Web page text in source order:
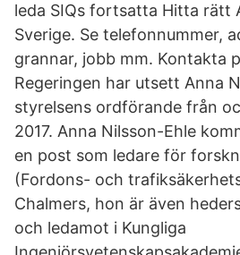
leda SIQs fortsatta Hitta rätt
Sverige. Se telefonnummer,
grannar, jobb mm. Kontakta
Regeringen har utsett Anna
styrelsens ordförande från
2017. Anna Nilsson-Ehle
en post som ledare för
(Fordons- och
Chalmers, hon är även
och ledamot i Kungliga